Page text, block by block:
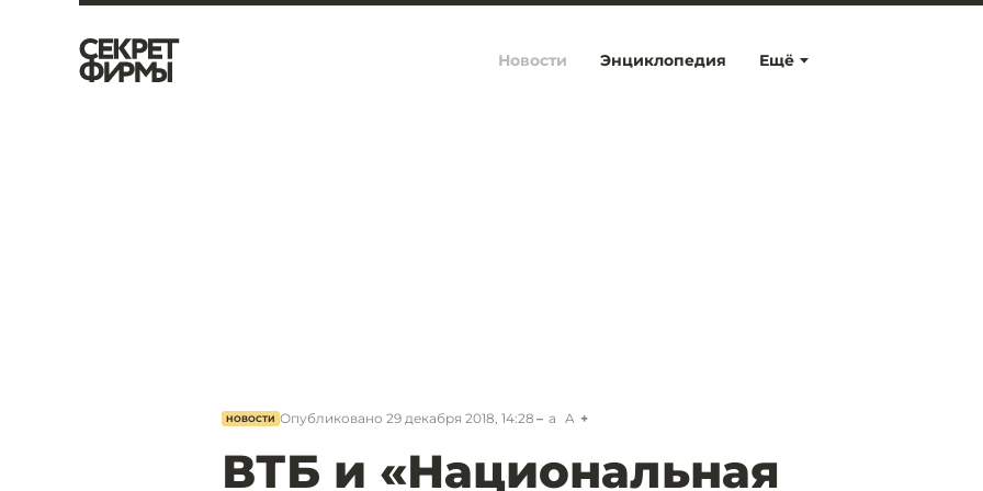
Ещё
Новости Энциклопедия
НОВОСТИ Опубликовано 29 декабря 2018, 14:28 a A
ВТБ и «Национальная